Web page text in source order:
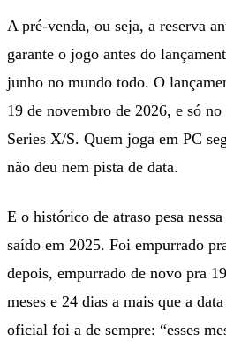
A pré-venda, ou seja, a reserva
garante o jogo antes do
junho no mundo todo. O
19 de novembro de 2026, e só
Series X/S. Quem joga em PC
não deu nem pista de data.
E o histórico de atraso pesa
saído em 2025. Foi empurrado
depois, empurrado de novo pra
meses e 24 dias a mais que a
oficial foi a de sempre: “esses